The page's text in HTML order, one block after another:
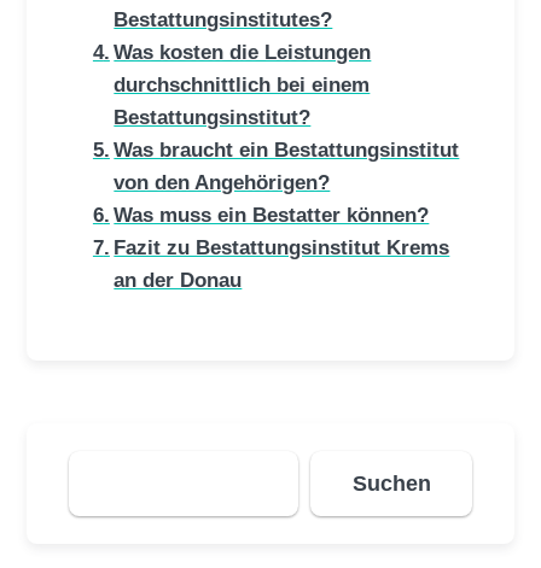
Bestattungsinstitutes?
Was kosten die Leistungen
durchschnittlich bei einem
Bestattungsinstitut?
Was braucht ein Bestattungsinstitut
von den Angehörigen?
Was muss ein Bestatter können?
Fazit zu Bestattungsinstitut Krems
an der Donau
Suchen
Suchen